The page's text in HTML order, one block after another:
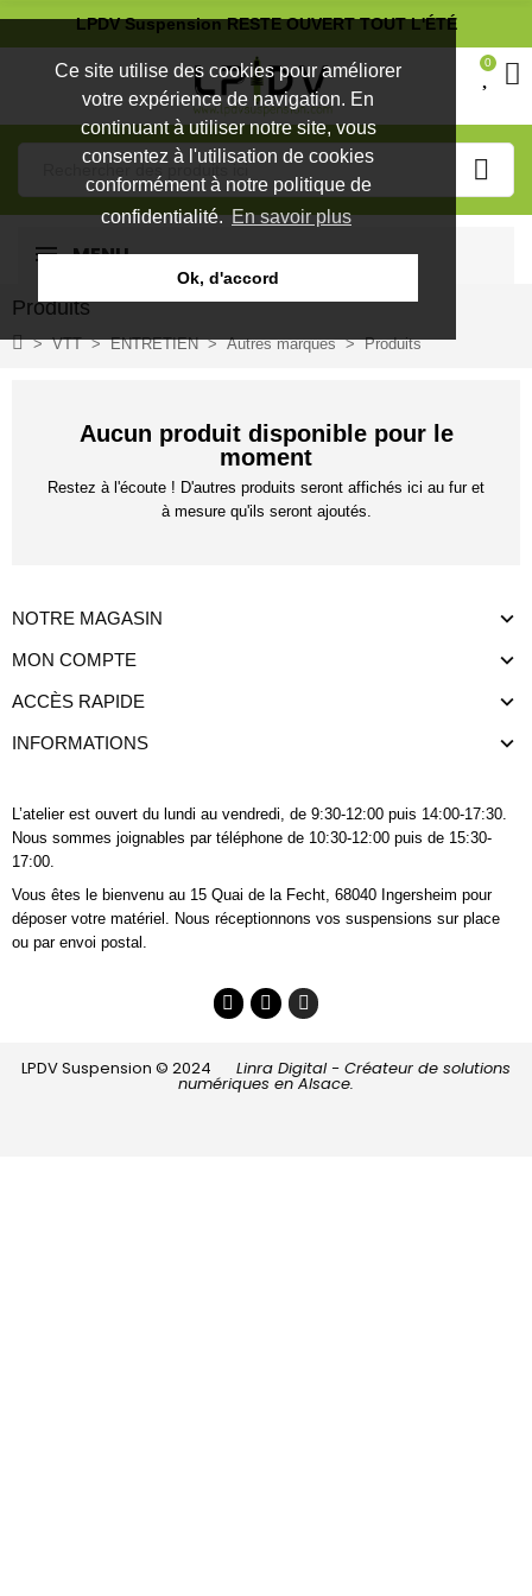
Ce site utilise des cookies pour améliorer
votre expérience de navigation. En
continuant à utiliser notre site, vous
consentez à l'utilisation de cookies
conformément à notre politique de
confidentialité.En savoir plus
Ok, d'accord
LPDV Suspension RESTE OUVERT TOUT L'ÉTÉ
0
MENU
Produits
VTT ENTRETIEN Autres marques Produits
Aucun produit disponible pour le
moment
Restez à l'écoute ! D'autres produits seront affichés ici au fur et
à mesure qu'ils seront ajoutés.
NOTRE MAGASIN
MON COMPTE
ACCÈS RAPIDE
INFORMATIONS
L’atelier est ouvert du lundi au vendredi, de 9:30-12:00 puis 14:00-17:30.
Nous sommes joignables par téléphone de 10:30-12:00 puis de 15:30-
17:00.
Vous êtes le bienvenu au 15 Quai de la Fecht, 68040 Ingersheim pour
déposer votre matériel. Nous réceptionnons vos suspensions sur place
ou par envoi postal.
LPDV Suspension © 2024 Linra Digital - Créateur de solutions
numériques en Alsace.